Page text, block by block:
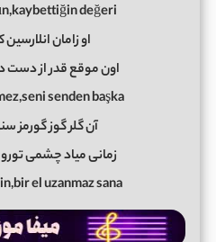
değeri
او زامان
اون موقع قدر از دست
senden başka
آن گلر گوز گورمز
زمانی میاد چشمی
el uzanmaz sana